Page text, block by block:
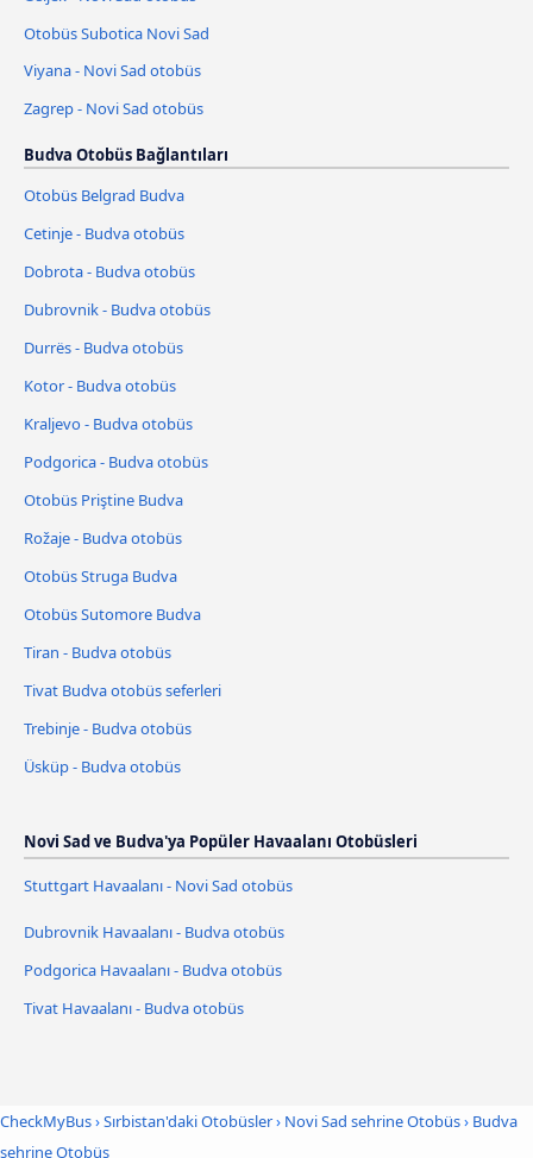
Otobüs Subotica Novi Sad
Viyana - Novi Sad otobüs
Zagrep - Novi Sad otobüs
Budva Otobüs Bağlantıları
Otobüs Belgrad Budva
Cetinje - Budva otobüs
Dobrota - Budva otobüs
Dubrovnik - Budva otobüs
Durrës - Budva otobüs
Kotor - Budva otobüs
Kraljevo - Budva otobüs
Podgorica - Budva otobüs
Otobüs Priştine Budva
Rožaje - Budva otobüs
Otobüs Struga Budva
Otobüs Sutomore Budva
Tiran - Budva otobüs
Tivat Budva otobüs seferleri
Trebinje - Budva otobüs
Üsküp - Budva otobüs
Novi Sad ve Budva'ya Popüler Havaalanı Otobüsleri
Stuttgart Havaalanı - Novi Sad otobüs
Dubrovnik Havaalanı - Budva otobüs
Podgorica Havaalanı - Budva otobüs
Tivat Havaalanı - Budva otobüs
CheckMyBus›Sırbistan'daki Otobüsler› Novi Sad sehrine Otobüs› Budva
sehrine Otobüs